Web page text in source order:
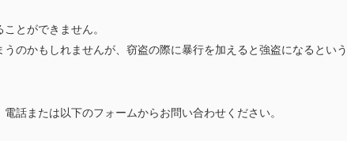
とができません。
のかもしれませんが、窃盗の際に暴行を加えると強盗になるとい
話または以下のフォームからお問い合わせください。